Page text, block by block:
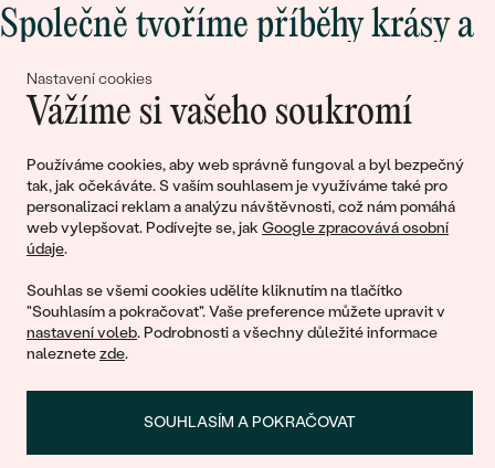
Nastavení cookies
Vážíme si vašeho soukromí
Používáme cookies, aby web správně fungoval a byl bezpečný
tak, jak očekáváte. S vaším souhlasem je využíváme také pro
personalizaci reklam a analýzu návštěvnosti, což nám pomáhá
web vylepšovat. Podívejte se, jak Google zpracovává osobní
údaje.
Souhlas se všemi cookies udělíte kliknutím na tlačítko
"Souhlasím a pokračovat". Vaše preference můžete upravit v
nastavení voleb. Podrobnosti a všechny důležité informace
naleznetezde.
SOUHLASÍM A POKRAČOVAT
Společně tvoříme příběhy krásy a
lásky
Připojte se k nám!
© 2011 - 2026, Eppi.cz